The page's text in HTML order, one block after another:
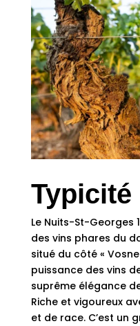
Typicité
Le Nuits-St-Georges
des vins phares du
situé du côté «
puissance des vins
suprême élégance
Riche et vigoureux
et de race. C’est un